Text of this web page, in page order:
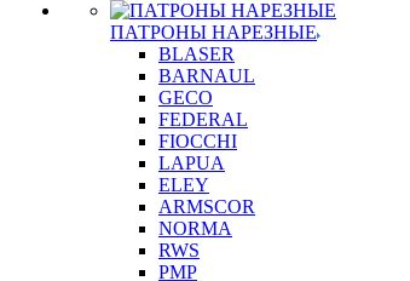
ПАТРОНЫ НАРЕЗНЫЕ
BLASER
BARNAUL
GEСO
FEDERAL
FIOCCHI
LAPUA
ELEY
ARMSCOR
NORMA
RWS
PMP